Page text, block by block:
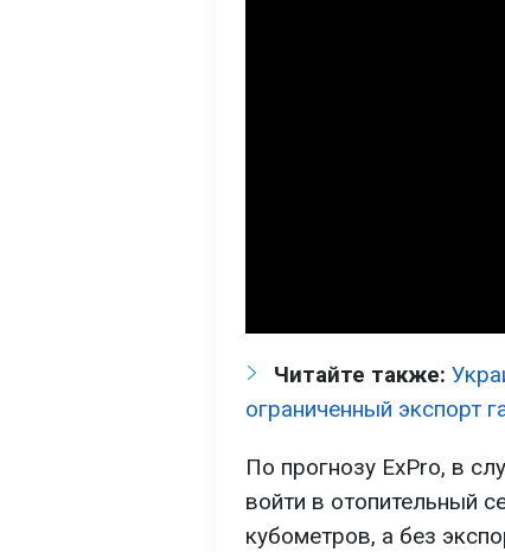
Читайте также:
ограниченный экспорт
По прогнозу ExPro, в
войти в отопительный
кубометров, а без